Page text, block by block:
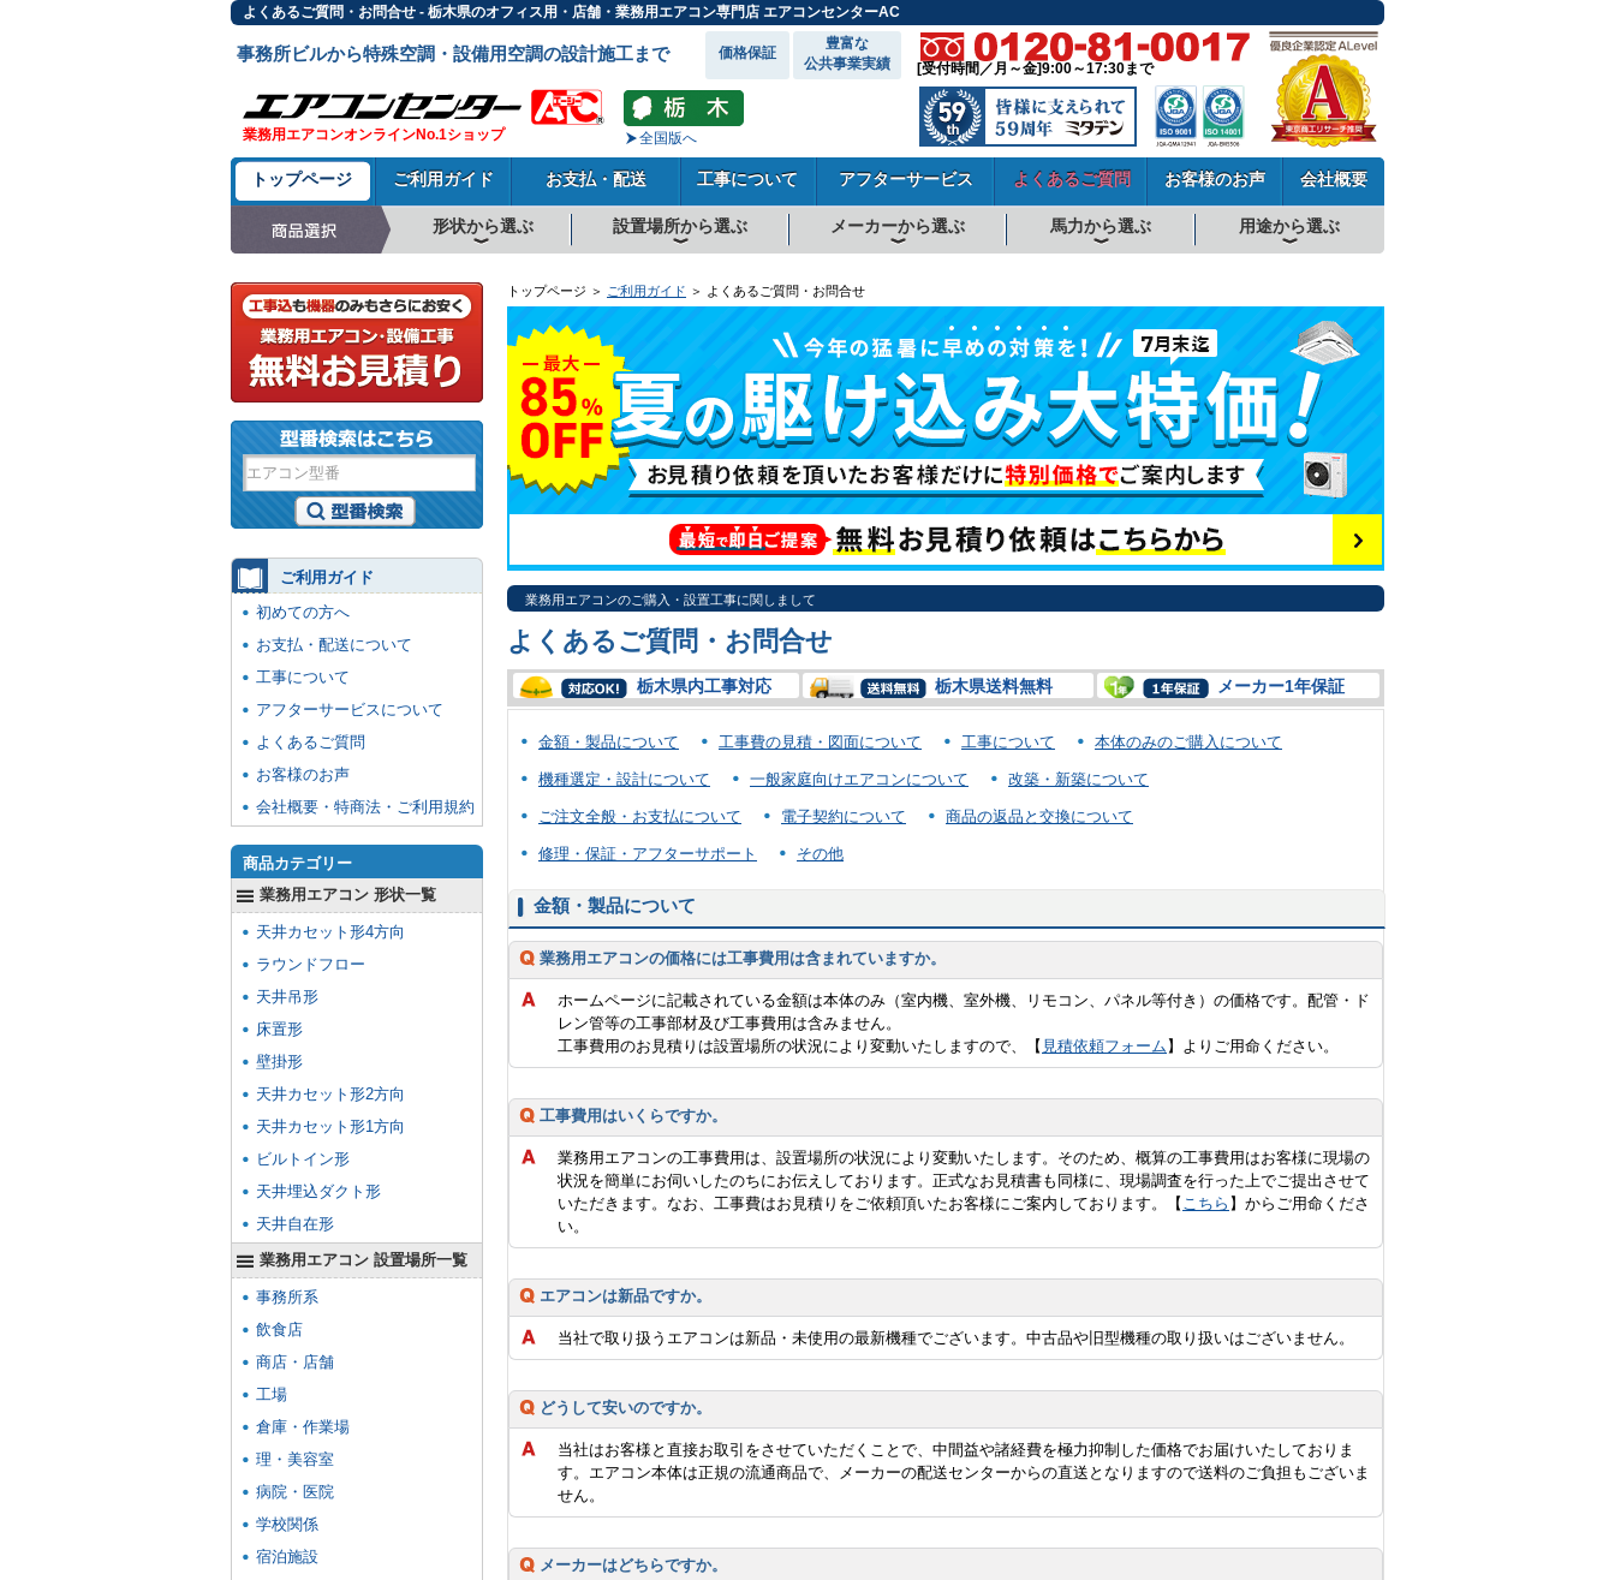
よくあるご質問・お問合せ - 栃木県のオフィス用・店舗・業務用エアコン専門店 エアコンセンターAC
事務所ビルから特殊空調・設備用空調の設計施工まで 価格保証
豊富な
公共事業実績
業務用エアコンオンラインNo.1ショップ 全国版へ
[受付時間／月～金]9:00～17:30まで
トップページ ご利用ガイド お支払・配送 工事について アフターサービス よくあるご質問 お客様のお声 会社概要
形状から選ぶ 設置場所から選ぶ メーカーから選ぶ 馬力から選ぶ 用途から選ぶ
トップページ ＞ ご利用ガイド ＞ よくあるご質問・お問合せ
業務用エアコンのご購入・設置工事に関しまして
よくあるご質問・お問合せ
栃木県内工事対応 栃木県送料無料 メーカー1年保証
金額・製品について 工事費の見積・図面について 工事について 本体のみのご購入について
機種選定・設計について 一般家庭向けエアコンについて 改築・新築について
ご注文全般・お支払について 電子契約について 商品の返品と交換について
修理・保証・アフターサポート その他
金額・製品について
業務用エアコンの価格には工事費用は含まれていますか。
ホームページに記載されている金額は本体のみ（室内機、室外機、リモコン、パネル等付き）の価格です。配管・ド
レン管等の工事部材及び工事費用は含みません。
工事費用のお見積りは設置場所の状況により変動いたしますので、【 見積依頼フォーム 】よりご用命ください。
工事費用はいくらですか。
業務用エアコンの工事費用は、設置場所の状況により変動いたします。そのため、概算の工事費用はお客様に現場の
状況を簡単にお伺いしたのちにお伝えしております。正式なお見積書も同様に、現場調査を行った上でご提出させて
いただきます。なお、工事費はお見積りをご依頼頂いたお客様にご案内しております。【 こちら 】からご用命くださ
い。
エアコンは新品ですか。
当社で取り扱うエアコンは新品・未使用の最新機種でございます。中古品や旧型機種の取り扱いはございません。
どうして安いのですか。
当社はお客様と直接お取引をさせていただくことで、中間益や諸経費を極力抑制した価格でお届けいたしておりま
す。エアコン本体は正規の流通商品で、メーカーの配送センターからの直送となりますので送料のご負担もございま
せん。
メーカーはどちらですか。
ご利用ガイド
初めての方へ
お支払・配送について
工事について
アフターサービスについて
よくあるご質問
お客様のお声
会社概要・特商法・ご利用規約
商品カテゴリー
業務用エアコン 形状一覧
天井カセット形4方向
ラウンドフロー
天井吊形
床置形
壁掛形
天井カセット形2方向
天井カセット形1方向
ビルトイン形
天井埋込ダクト形
天井自在形
業務用エアコン 設置場所一覧
事務所系
飲食店
商店・店舗
工場
倉庫・作業場
理・美容室
病院・医院
学校関係
宿泊施設